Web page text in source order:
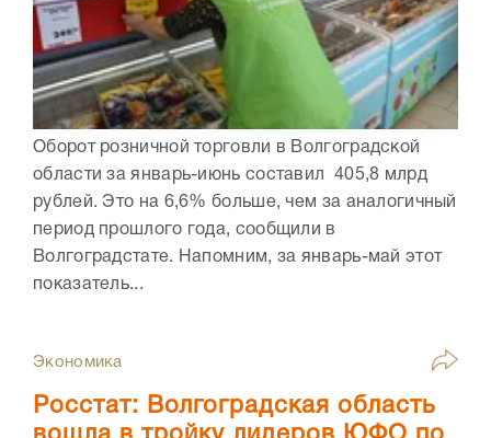
Оборот розничной торговли в Волгоградской
области за январь-июнь составил 405,8 млрд
рублей. Это на 6,6% больше, чем за аналогичный
период прошлого года, сообщили в
Волгоградстате. Напомним, за январь-май этот
показатель...
Экономика
Росстат: Волгоградская область